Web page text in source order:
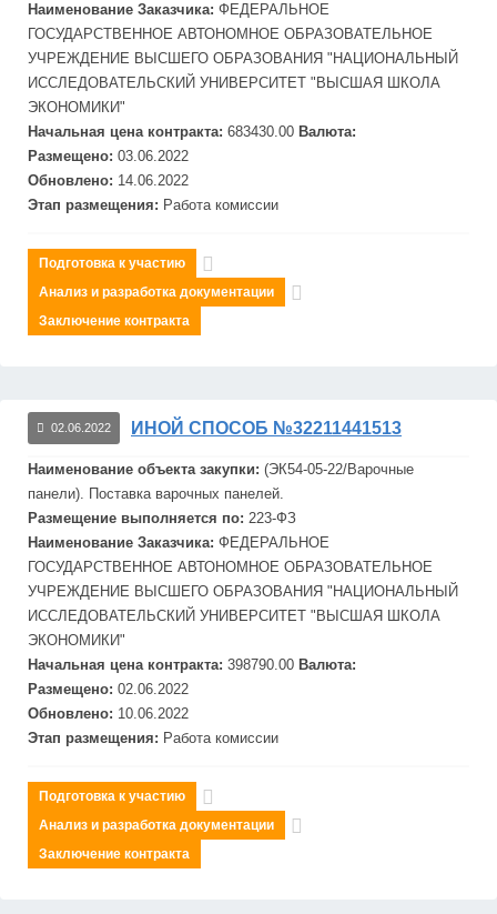
Наименование Заказчика: ФЕДЕРАЛЬНОЕ
ГОСУДАРСТВЕННОЕ АВТОНОМНОЕ ОБРАЗОВАТЕЛЬНОЕ
УЧРЕЖДЕНИЕ ВЫСШЕГО ОБРАЗОВАНИЯ "НАЦИОНАЛЬНЫЙ
ИССЛЕДОВАТЕЛЬСКИЙ УНИВЕРСИТЕТ "ВЫСШАЯ ШКОЛА
ЭКОНОМИКИ"
Начальная цена контракта: 683430.00 Валюта:
Размещено: 03.06.2022
Обновлено: 14.06.2022
Этап размещения: Работа комиссии
Подготовка к участию
Анализ и разработка документации
Заключение контракта
02.06.2022 ИНОЙ СПОСОБ №32211441513
Наименование объекта закупки: (ЭК54-05-22/Варочные
панели). Поставка варочных панелей.
Размещение выполняется по: 223-ФЗ
Наименование Заказчика: ФЕДЕРАЛЬНОЕ
ГОСУДАРСТВЕННОЕ АВТОНОМНОЕ ОБРАЗОВАТЕЛЬНОЕ
УЧРЕЖДЕНИЕ ВЫСШЕГО ОБРАЗОВАНИЯ "НАЦИОНАЛЬНЫЙ
ИССЛЕДОВАТЕЛЬСКИЙ УНИВЕРСИТЕТ "ВЫСШАЯ ШКОЛА
ЭКОНОМИКИ"
Начальная цена контракта: 398790.00 Валюта:
Размещено: 02.06.2022
Обновлено: 10.06.2022
Этап размещения: Работа комиссии
Подготовка к участию
Анализ и разработка документации
Заключение контракта